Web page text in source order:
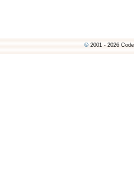
© 2001 - 2026